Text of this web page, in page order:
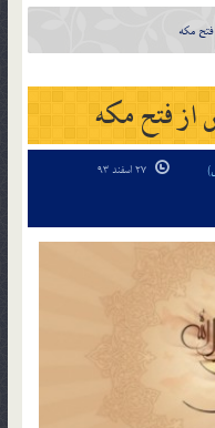
مكه
از فتح مكه